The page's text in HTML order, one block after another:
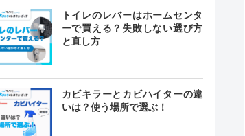
トイレのレバーはホームセンタ
ーで買える？失敗しない選び方
と直し方
カビキラーとカビハイターの違
いは？使う場所で選ぶ！